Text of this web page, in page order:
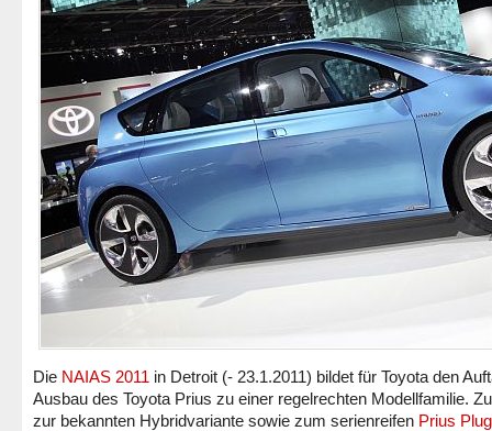
Die NAIAS 2011 in Detroit (- 23.1.2011) bildet für Toyota den
Ausbau des Toyota Prius zu einer regelrechten Modellfamilie.
zur bekannten Hybridvariante sowie zum serienreifen Prius